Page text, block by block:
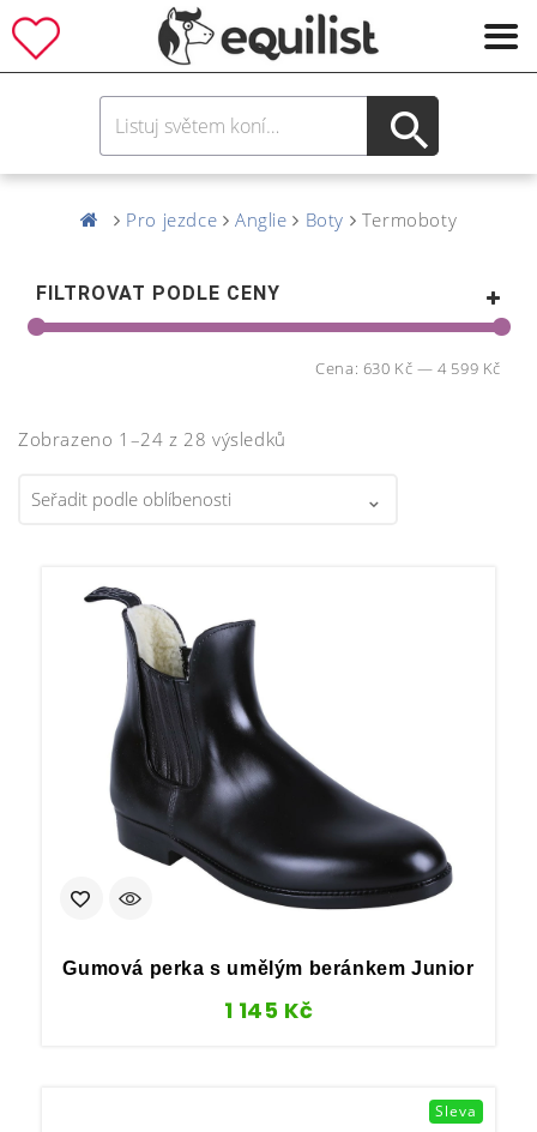
Pro jezdce Anglie Boty Termoboty
FILTROVAT PODLE CENY
Cena: 630 Kč —4 599 Kč
Zobrazeno 1–24 z 28 výsledků
Gumová perka s umělým beránkem Junior
1 145 Kč
Sleva